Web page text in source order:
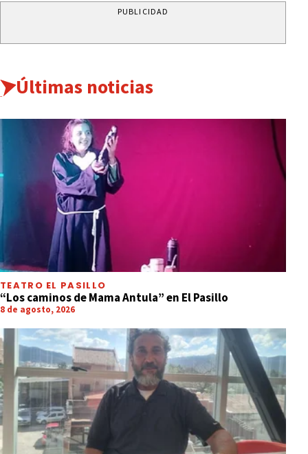
PUBLICIDAD
Últimas noticias
TEATRO EL PASILLO
“Los caminos de Mama Antula” en El Pasillo
8 de agosto, 2026